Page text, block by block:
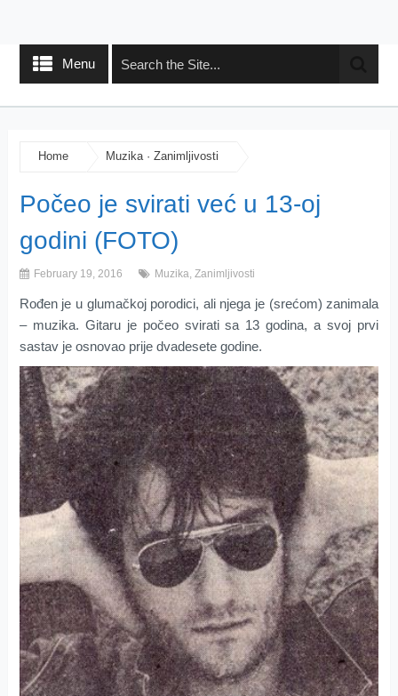
Menu
Home Muzika· Zanimljivosti
Počeo je svirati već u 13-oj
godini (FOTO)
February 19, 2016 Muzika, Zanimljivosti
Rođen je u glumačkoj porodici, ali njega je (srećom) zanimala
– muzika. Gitaru je počeo svirati sa 13 godina, a svoj prvi
sastav je osnovao prije dvadesete godine.